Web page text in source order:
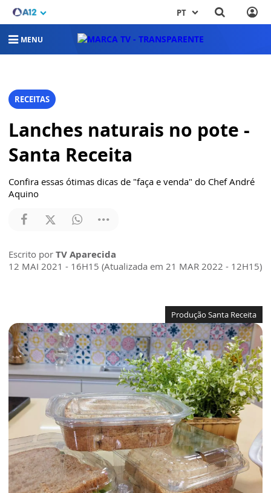
PT
MENU
RECEITAS
Lanches naturais no pote -
Santa Receita
Confira essas ótimas dicas de "faça e venda" do Chef André
Aquino
Escrito por TV Aparecida
12 MAI 2021 - 16H15 (Atualizada em 21 MAR 2022 - 12H15)
Produção Santa Receita